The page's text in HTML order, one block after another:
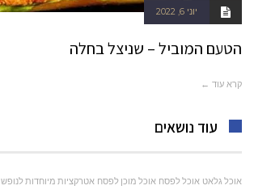
יוני 6, 2022
הטעם המוביל – שניצל בחלה
קרא עוד ←
עוד נושאים
אוכל גלאט אוכל לפסח אוכל מוכן לפסח אטרקציות מיוחדות לנופש